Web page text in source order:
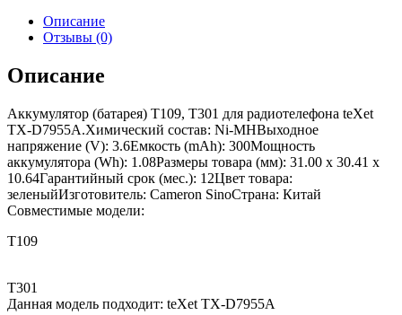
Описание
Отзывы (0)
Описание
Аккумулятор (батарея) T109, T301 для радиотелефона teXet
TX-D7955A.Химический состав: Ni-MHВыходное
напряжение (V): 3.6Емкость (mAh): 300Мощность
аккумулятора (Wh): 1.08Размеры товара (мм): 31.00 x 30.41 x
10.64Гарантийный срок (мес.): 12Цвет товара:
зеленыйИзготовитель: Cameron SinoСтрана: Китай
Совместимые модели:
T109
T301
Данная модель подходит: teXet TX-D7955A